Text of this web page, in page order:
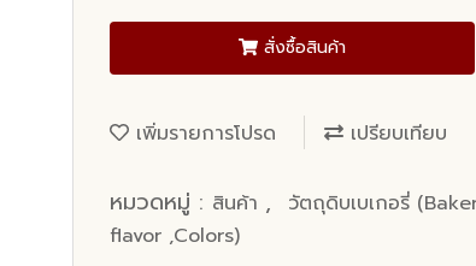
สั่งซื้อสินค้า
เพิ่มรายการโปรด เปรียบเทียบ
หมวดหมู่ : สินค้า , วัตถุดิบเบเกอรี่
flavor ,Colors)